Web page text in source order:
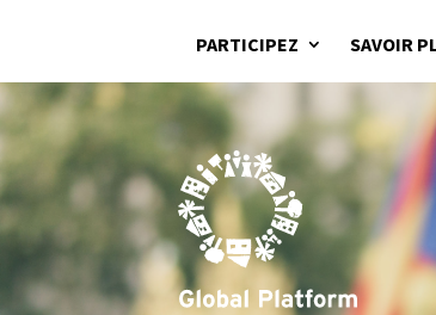
PARTICIPEZ SAVOIR